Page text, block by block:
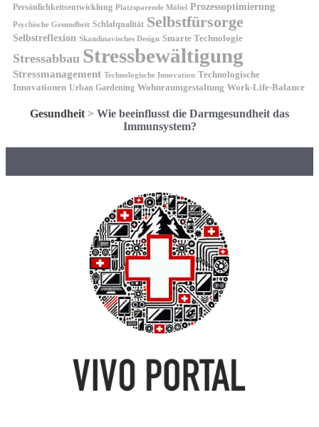
Persönlichkeitsentwicklung Platzsparende Möbel Prozessoptimierung
Psychische Gesundheit Schlafqualität Selbstfürsorge
Selbstreflexion Skandinavisches Design Smarte Technologie
Stressabbau Stressbewältigung
Stressmanagement Technologische Innovation Technologische
Innovationen Urban Gardening Wohnraumgestaltung Work-Life-Balance
Gesundheit > Wie beeinflusst die Darmgesundheit das
Immunsystem?